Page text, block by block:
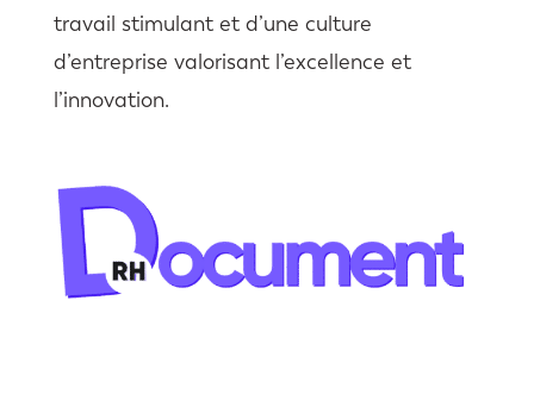
travail stimulant et d’une culture
d’entreprise valorisant l’excellence et
l’innovation.